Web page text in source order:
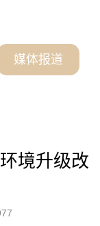
媒体报道
境升级改